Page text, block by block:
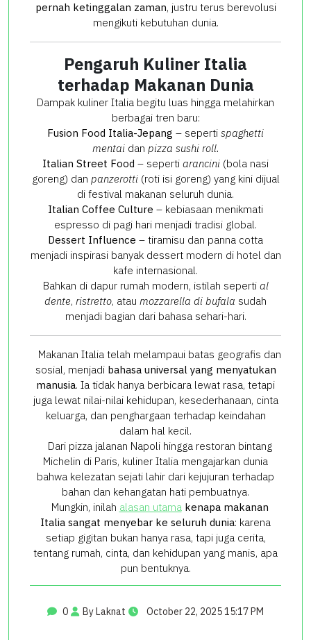
pernah ketinggalan zaman, justru terus berevolusi
mengikuti kebutuhan dunia.
Pengaruh Kuliner Italia
terhadap Makanan Dunia
Dampak kuliner Italia begitu luas hingga melahirkan
berbagai tren baru:
Fusion Food Italia-Jepang – seperti spaghetti
mentaidan pizza sushi roll.
Italian Street Food – seperti arancini (bola nasi
goreng) dan panzerotti(roti isi goreng) yang kini dijual
di festival makanan seluruh dunia.
Italian Coffee Culture – kebiasaan menikmati
espresso di pagi hari menjadi tradisi global.
Dessert Influence – tiramisu dan panna cotta
menjadi inspirasi banyak dessert modern di hotel dan
kafe internasional.
Bahkan di dapur rumah modern, istilah seperti al
dente, ristretto, atau mozzarella di bufala sudah
menjadi bagian dari bahasa sehari-hari.
Makanan Italia telah melampaui batas geografis dan
sosial, menjadi bahasa universal yang menyatukan
manusia. Ia tidak hanya berbicara lewat rasa, tetapi
juga lewat nilai-nilai kehidupan, kesederhanaan, cinta
keluarga, dan penghargaan terhadap keindahan
dalam hal kecil.
Dari pizza jalanan Napoli hingga restoran bintang
Michelin di Paris, kuliner Italia mengajarkan dunia
bahwa kelezatan sejati lahir dari kejujuran terhadap
bahan dan kehangatan hati pembuatnya.
Mungkin, inilah alasan utama kenapa makanan
Italia sangat menyebar ke seluruh dunia: karena
setiap gigitan bukan hanya rasa, tapi juga cerita,
tentang rumah, cinta, dan kehidupan yang manis, apa
pun bentuknya.
0 By Laknat October 22, 2025 15:17 PM